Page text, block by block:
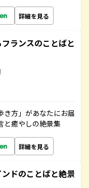
詳細を見る
ランスのことばと
き方」があなたにお届
と癒やしの絶景集
詳細を見る
ドのことばと絶景